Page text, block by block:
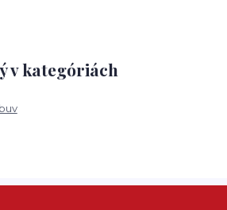
v kategóriách